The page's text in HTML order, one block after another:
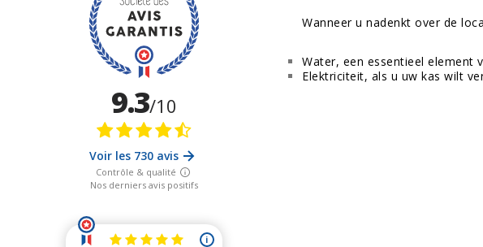
Wanneer u nadenkt over de
Water, een essentieel element
Elektriciteit, als u uw kas wilt